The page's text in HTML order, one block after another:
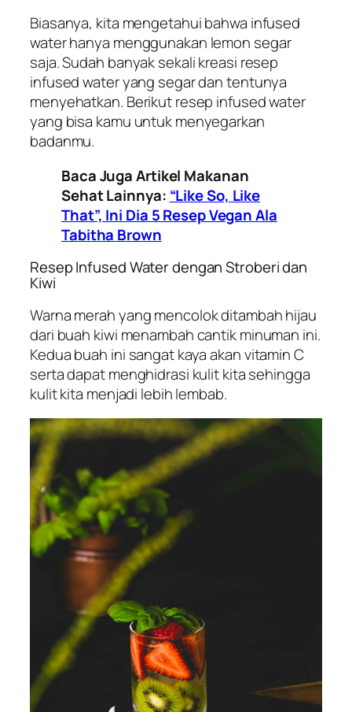
Biasanya, kita mengetahui bahwa infused
water hanya menggunakan lemon segar
saja. Sudah banyak sekali kreasi resep
infused water yang segar dan tentunya
menyehatkan. Berikut resep infused water
yang bisa kamu untuk menyegarkan
badanmu.
Baca Juga Artikel Makanan
Sehat Lainnya: “Like So, Like
That”, Ini Dia 5 Resep Vegan Ala
Tabitha Brown
Resep Infused Water dengan Stroberi dan
Kiwi
Warna merah yang mencolok ditambah hijau
dari buah kiwi menambah cantik minuman ini.
Kedua buah ini sangat kaya akan vitamin C
serta dapat menghidrasi kulit kita sehingga
kulit kita menjadi lebih lembab.